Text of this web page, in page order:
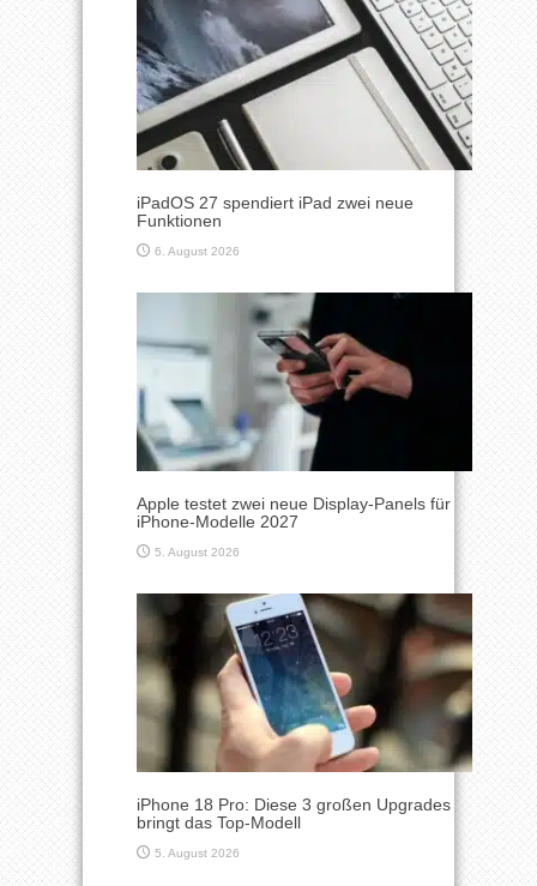
iPadOS 27 spendiert iPad zwei neue
Funktionen
6. August 2026
Apple testet zwei neue Display-Panels für
iPhone-Modelle 2027
5. August 2026
iPhone 18 Pro: Diese 3 großen Upgrades
bringt das Top-Modell
5. August 2026